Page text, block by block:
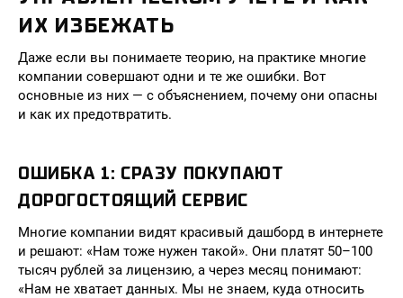
ИХ ИЗБЕЖАТЬ
Даже если вы понимаете теорию, на практике многие
компании совершают одни и те же ошибки. Вот
основные из них — с объяснением, почему они опасны
и как их предотвратить.
ОШИБКА 1: СРАЗУ ПОКУПАЮТ
ДОРОГОСТОЯЩИЙ СЕРВИС
Многие компании видят красивый дашборд в интернете
и решают: «Нам тоже нужен такой». Они платят 50–100
тысяч рублей за лицензию, а через месяц понимают:
«Нам не хватает данных. Мы не знаем, куда относить